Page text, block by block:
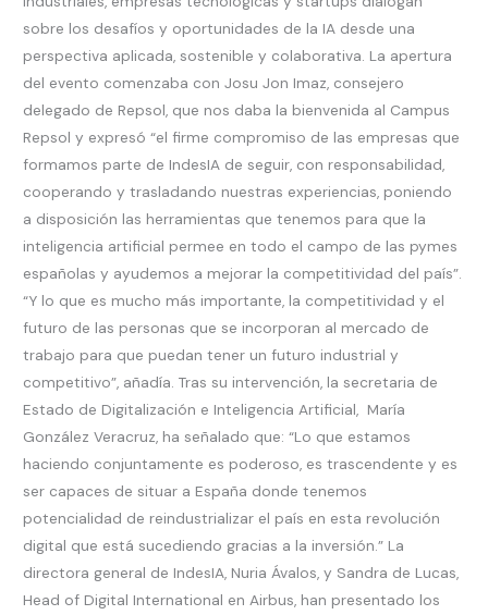
sobre los desafíos y oportunidades de la IA desde una
perspectiva aplicada, sostenible y colaborativa. La apertura
del evento comenzaba con Josu Jon Imaz, consejero
delegado de Repsol, que nos daba la bienvenida al Campus
Repsol y expresó “el firme compromiso de las empresas que
formamos parte de IndesIA de seguir, con responsabilidad,
cooperando y trasladando nuestras experiencias, poniendo
a disposición las herramientas que tenemos para que la
inteligencia artificial permee en todo el campo de las pymes
españolas y ayudemos a mejorar la competitividad del país”.
“Y lo que es mucho más importante, la competitividad y el
futuro de las personas que se incorporan al mercado de
trabajo para que puedan tener un futuro industrial y
competitivo”, añadía. Tras su intervención, la secretaria de
Estado de Digitalización e Inteligencia Artificial, María
González Veracruz, ha señalado que: “Lo que estamos
haciendo conjuntamente es poderoso, es trascendente y es
ser capaces de situar a España donde tenemos
potencialidad de reindustrializar el país en esta revolución
digital que está sucediendo gracias a la inversión.” La
directora general de IndesIA, Nuria Ávalos, y Sandra de Lucas,
Head of Digital International en Airbus, han presentado los